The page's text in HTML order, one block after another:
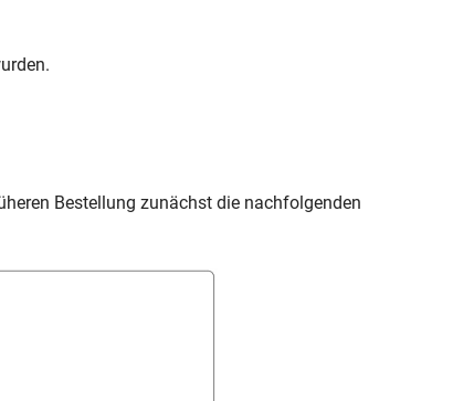
Bestellung zunächst die nachfolgenden